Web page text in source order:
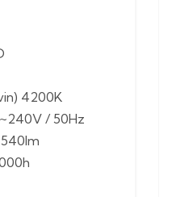
4200K
/ 50Hz